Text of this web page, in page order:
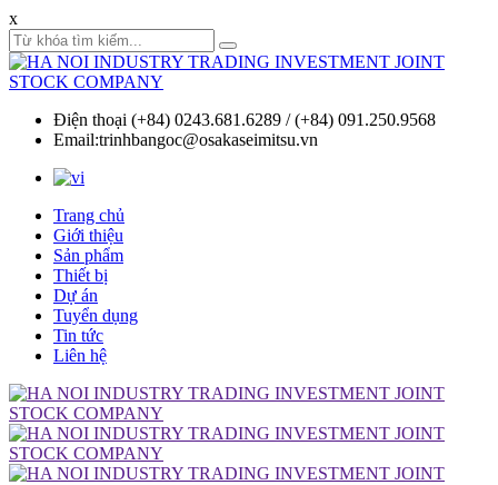
x
Điện thoại (+84) 0243.681.6289 / (+84) 091.250.9568
Email:trinhbangoc@osakaseimitsu.vn
Trang chủ
Giới thiệu
Sản phẩm
Thiết bị
Dự án
Tuyển dụng
Tin tức
Liên hệ